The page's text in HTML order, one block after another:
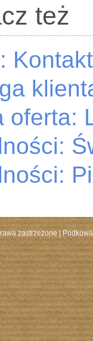
też
Kontakt
oferta:
zastrzeżone|